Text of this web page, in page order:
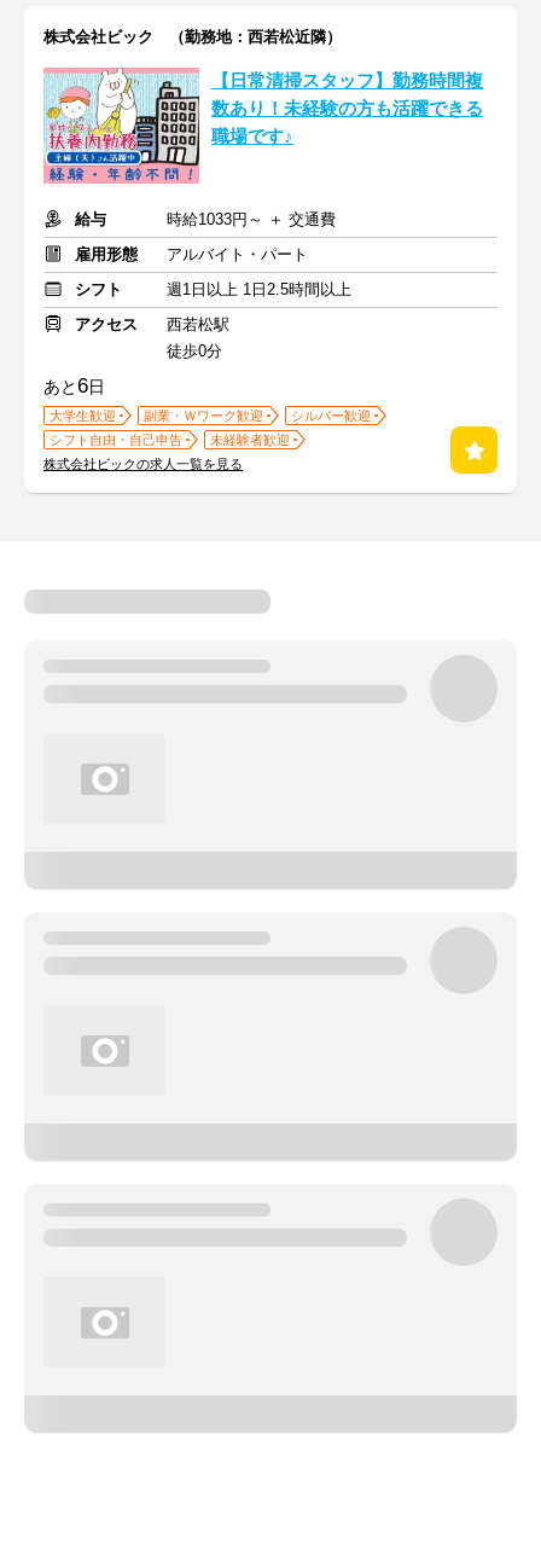
株式会社ビック （勤務地：西若松近隣）
【日常清掃スタッフ】勤務時間複
数あり！未経験の方も活躍できる
職場です♪
給与
時給1033円～ ＋ 交通費
雇用形態
アルバイト・パート
シフト
週1日以上 1日2.5時間以上
アクセス
西若松駅
徒歩0分
あと6日
大学生歓迎 副業・Ｗワーク歓迎
シルバー歓迎
シフト自由・自己申告
未経験者歓迎
株式会社ビックの求人一覧を見る